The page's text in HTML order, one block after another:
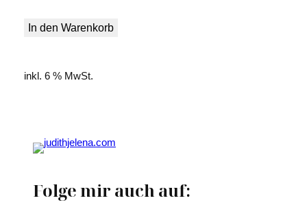
war:
ist:
In den Warenkorb
inkl. 6 % MwSt.
Folge mir auch auf: